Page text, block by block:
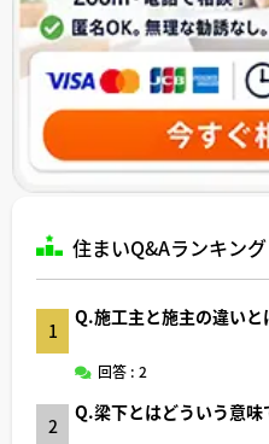
住まいQ&Aランキング
1
Q.施工主と施主の違いと
回答 : 2
2
Q.梁下とはどういう意味